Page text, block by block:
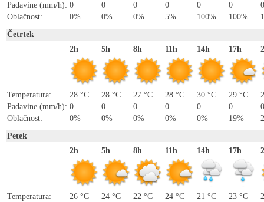
Padavine (mm/h): 0
Oblačnost:
0%
0
0%
0
0%
0
5%
0
100%
0
100%
0
Četrtek
2h
Temperatura:
28 °C
Padavine (mm/h): 0
Oblačnost:
0%
5h
28 °C
0
0%
8h
27 °C
0
0%
11h
28 °C
0
0%
14h
30 °C
0
0%
17h
29 °C
0
19%
0
Petek
2h
Temperatura:
26 °C
5h
24 °C
8h
22 °C
11h
24 °C
14h
21 °C
17h
23 °C